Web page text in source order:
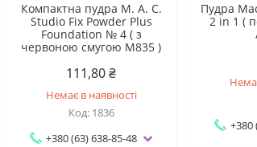
Компактна пудра М. А. С.
Studio Fix Powder Plus
Foundation № 4 ( з
червоною смугою M835 )
111,80 ₴
Немає в наявності
1836
+380 (63) 638-85-48
Пудра
2 in 1 (
+380